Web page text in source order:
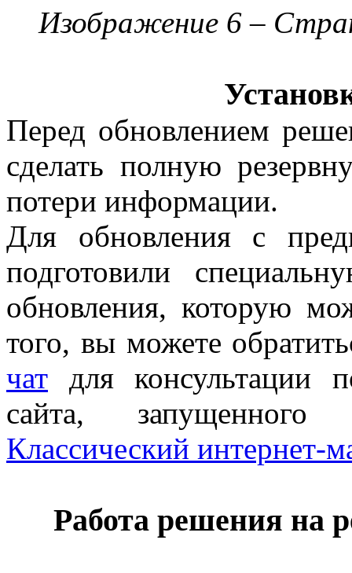
Изображение 6 –
Перед обновлением
сделать полную
потери информации.
Для обновления с
подготовили
обновления, которую
того, вы можете
чат для консультации
сайта,
Классический интернет-
Работа решения на